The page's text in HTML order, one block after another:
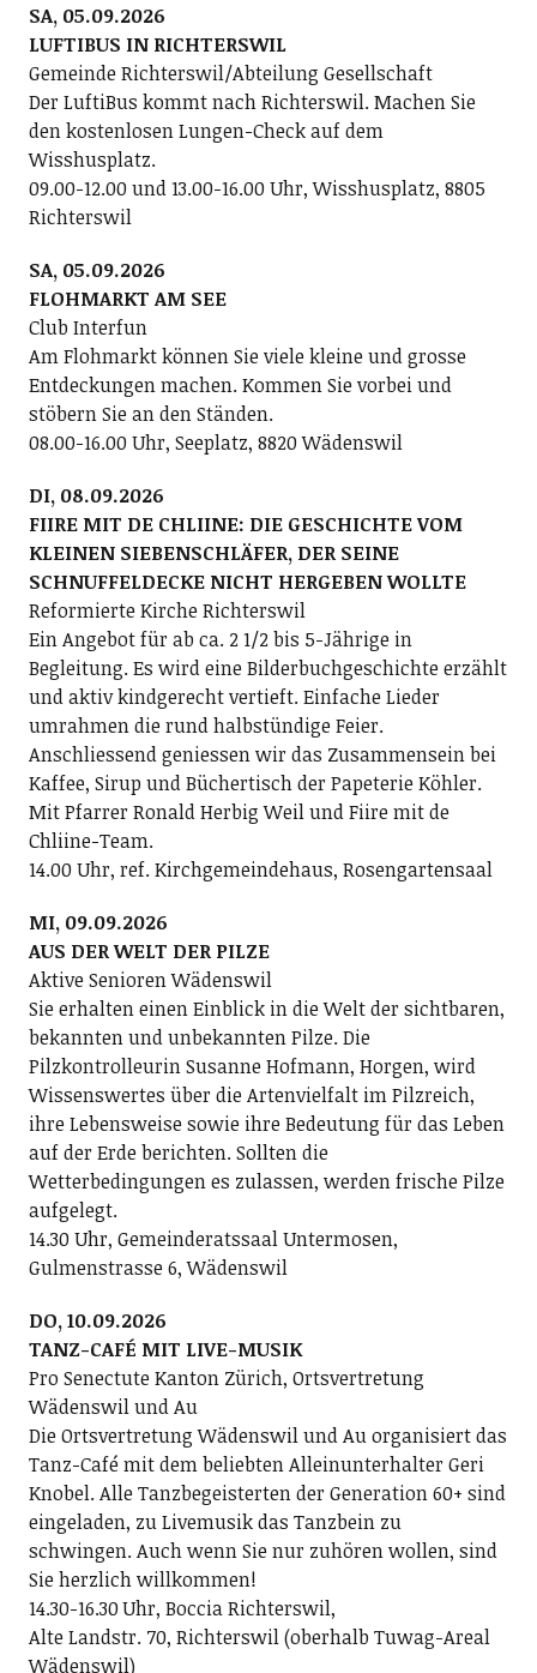
SA, 05.09.2026
LUFTIBUS IN RICHTERSWIL
Gemeinde Richterswil/Abteilung Gesellschaft
Der LuftiBus kommt nach Richterswil. Machen Sie
den kostenlosen Lungen-Check auf dem
Wisshusplatz.
09.00-12.00 und 13.00-16.00 Uhr, Wisshusplatz, 8805
Richterswil
SA, 05.09.2026
FLOHMARKT AM SEE
Club Interfun
Am Flohmarkt können Sie viele kleine und grosse
Entdeckungen machen. Kommen Sie vorbei und
stöbern Sie an den Ständen.
08.00-16.00 Uhr, Seeplatz, 8820 Wädenswil
DI, 08.09.2026
FIIRE MIT DE CHLIINE: DIE GESCHICHTE VOM
KLEINEN SIEBENSCHLÄFER, DER SEINE
SCHNUFFELDECKE NICHT HERGEBEN WOLLTE
Reformierte Kirche Richterswil
Ein Angebot für ab ca. 2 1/2 bis 5-Jährige in
Begleitung. Es wird eine Bilderbuchgeschichte erzählt
und aktiv kindgerecht vertieft. Einfache Lieder
umrahmen die rund halbstündige Feier.
Anschliessend geniessen wir das Zusammensein bei
Kaffee, Sirup und Büchertisch der Papeterie Köhler.
Mit Pfarrer Ronald Herbig Weil und Fiire mit de
Chliine-Team.
14.00 Uhr, ref. Kirchgemeindehaus, Rosengartensaal
MI, 09.09.2026
AUS DER WELT DER PILZE
Aktive Senioren Wädenswil
Sie erhalten einen Einblick in die Welt der sichtbaren,
bekannten und unbekannten Pilze. Die
Pilzkontrolleurin Susanne Hofmann, Horgen, wird
Wissenswertes über die Artenvielfalt im Pilzreich,
ihre Lebensweise sowie ihre Bedeutung für das Leben
auf der Erde berichten. Sollten die
Wetterbedingungen es zulassen, werden frische Pilze
aufgelegt.
14.30 Uhr, Gemeinderatssaal Untermosen,
Gulmenstrasse 6, Wädenswil
DO, 10.09.2026
TANZ-CAFÉ MIT LIVE-MUSIK
Pro Senectute Kanton Zürich, Ortsvertretung
Wädenswil und Au
Die Ortsvertretung Wädenswil und Au organisiert das
Tanz-Café mit dem beliebten Alleinunterhalter Geri
Knobel. Alle Tanzbegeisterten der Generation 60+ sind
eingeladen, zu Livemusik das Tanzbein zu
schwingen. Auch wenn Sie nur zuhören wollen, sind
Sie herzlich willkommen!
14.30-16.30 Uhr, Boccia Richterswil,
Alte Landstr. 70, Richterswil (oberhalb Tuwag-Areal
Wädenswil)